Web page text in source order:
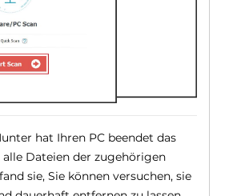
hat Ihren PC beendet das
alle Dateien der zugehörigen
sie, Sie können versuchen, sie